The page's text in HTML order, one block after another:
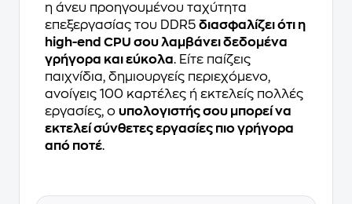
η άνευ προηγουμένου ταχύτητα
επεξεργασίας του DDR5 διασφαλίζει ότι η
high-end CPU σου λαμβάνει δεδομένα
γρήγορα και εύκολα. Είτε παίζεις
παιχνίδια, δημιουργείς περιεχόμενο,
ανοίγεις 100 καρτέλες ή εκτελείς πολλές
εργασίες, ο υπολογιστής σου μπορεί να
εκτελεί σύνθετες εργασίες πιο γρήγορα
από ποτέ.